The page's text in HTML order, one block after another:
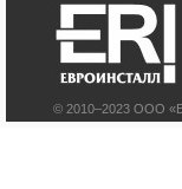
© 2010–2023 ООО